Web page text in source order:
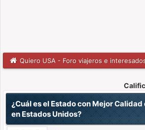
Quiero USA - Foro viajeros e
¿Cuál es el Estado con Mejor Calidad
en Estados Unidos?